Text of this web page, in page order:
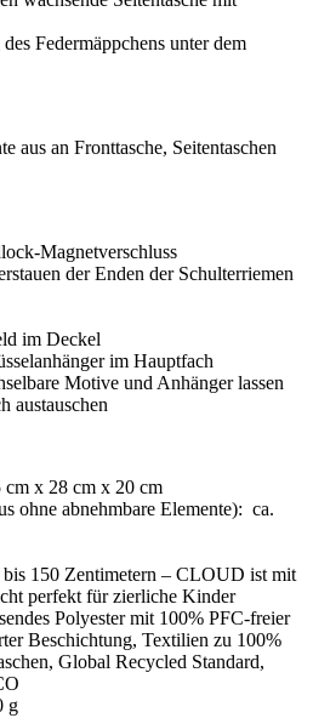
Federmäppchens unter dem
aus an Fronttasche, Seitentaschen
Magnetverschluss
der Enden der Schulterriemen
im Deckel
im Hauptfach
Motive und Anhänger lassen
austauschen
cm x 28 cm x 20 cm
ohne abnehmbare Elemente): ca.
150 Zentimetern – CLOUD ist mit
perfekt für zierliche Kinder
Polyester mit 100% PFC-freier
Beschichtung, Textilien zu 100%
Global Recycled Standard,
g